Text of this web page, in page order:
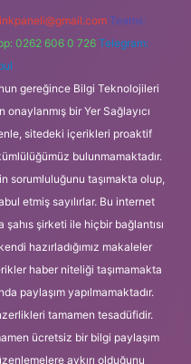
Teams:
0262 606 0 726 Telegram:
gereğince Bilgi Teknolojileri
bir Yer Sağlayıcı
sitedeki içerikleri proaktif
bulunmamaktadır.
sorumluluğunu taşımakta olup,
etmiş sayılırlar. Bu internet
şirketi ile hiçbir bağlantısı
hazırladığımız makaleler
haber niteliği taşımamakta
paylaşım yapılmamaktadır.
tamamen tesadüfidir.
ücretsiz bir bilgi paylaşım
aykırı olduğunu